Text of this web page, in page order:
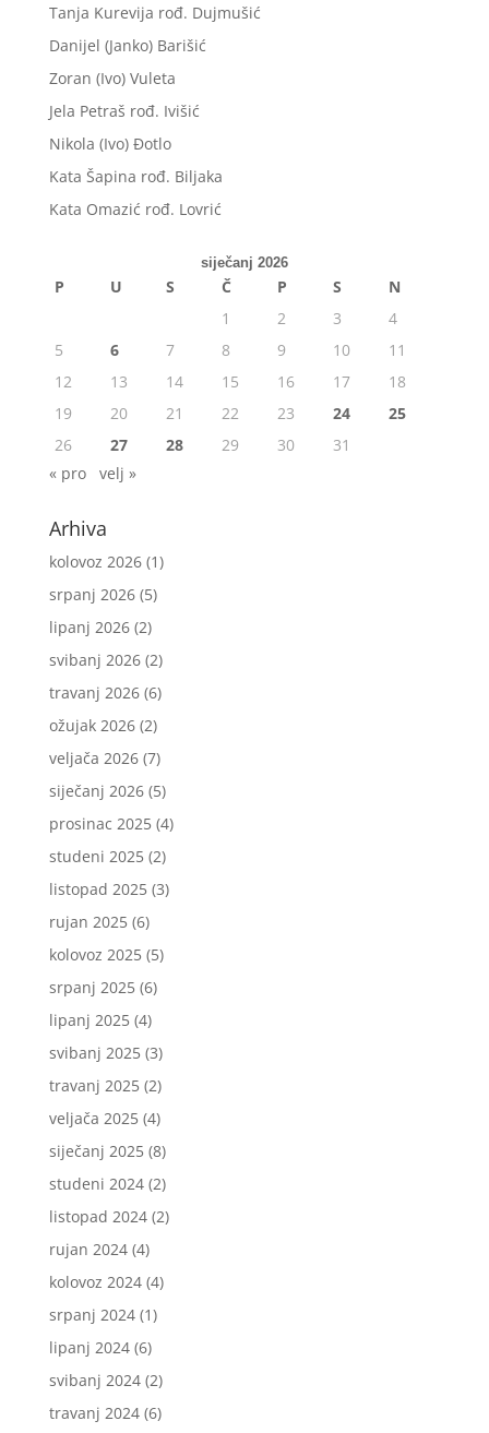
Tanja Kurevija rođ. Dujmušić
Danijel (Janko) Barišić
Zoran (Ivo) Vuleta
Jela Petraš rođ. Ivišić
Nikola (Ivo) Đotlo
Kata Šapina rođ. Biljaka
Kata Omazić rođ. Lovrić
siječanj 2026
P U S Č P S
N
1
2 3
4
5
6 7 8 9 10
11
12
13 14 15 16 17
18
19
20 21 22 23 24
25
26
27 28 29 30
31
« pro
velj »
Arhiva
kolovoz 2026(1)
srpanj 2026(5)
lipanj 2026(2)
svibanj 2026(2)
travanj 2026(6)
ožujak 2026(2)
veljača 2026(7)
siječanj 2026(5)
prosinac 2025(4)
studeni 2025(2)
listopad 2025(3)
rujan 2025(6)
kolovoz 2025(5)
srpanj 2025(6)
lipanj 2025(4)
svibanj 2025(3)
travanj 2025(2)
veljača 2025(4)
siječanj 2025(8)
studeni 2024(2)
listopad 2024(2)
rujan 2024(4)
kolovoz 2024(4)
srpanj 2024(1)
lipanj 2024(6)
svibanj 2024(2)
travanj 2024(6)